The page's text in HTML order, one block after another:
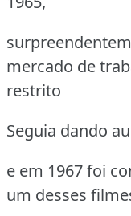
mercado de
restrito
Seguia dando
e em 1967 foi
um desses